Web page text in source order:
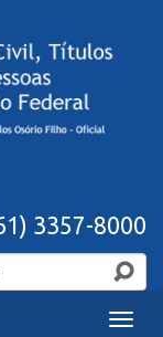
3357-8000
Menu